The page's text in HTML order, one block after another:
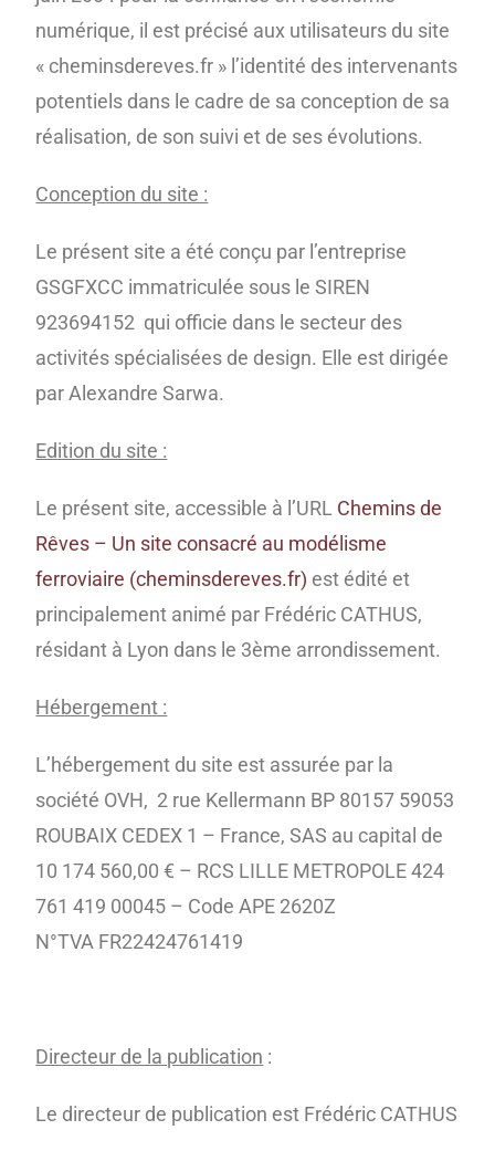
numérique, il est précisé aux utilisateurs du site
« cheminsdereves.fr » l’identité des intervenants
potentiels dans le cadre de sa conception de sa
réalisation, de son suivi et de ses évolutions.
Conception du site :
Le présent site a été conçu par l’entreprise
GSGFXCC immatriculée sous le SIREN
923694152 qui officie dans le secteur des
activités spécialisées de design. Elle est dirigée
par Alexandre Sarwa.
Edition du site :
Le présent site, accessible à l’URL Chemins de
Rêves – Un site consacré au modélisme
ferroviaire (cheminsdereves.fr) est édité et
principalement animé par Frédéric CATHUS,
résidant à Lyon dans le 3ème arrondissement.
Hébergement :
L’hébergement du site est assurée par la
société OVH, 2 rue Kellermann BP 80157 59053
ROUBAIX CEDEX 1 – France, SAS au capital de
10 174 560,00 € – RCS LILLE METROPOLE 424
761 419 00045 – Code APE 2620Z
N°TVA FR22424761419
Directeur de la publication :
Le directeur de publication est Frédéric CATHUS